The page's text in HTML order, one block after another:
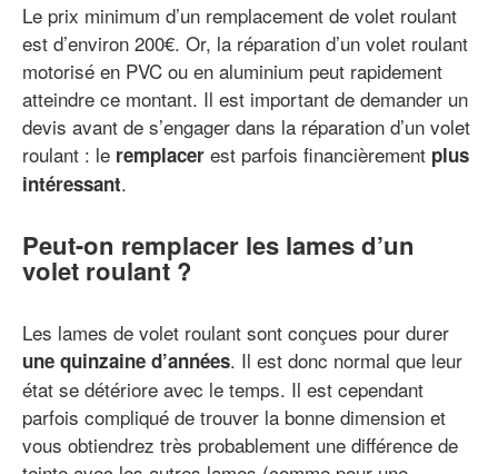
Le prix minimum d’un remplacement de volet roulant
est d’environ 200€. Or, la réparation d’un volet roulant
motorisé en PVC ou en aluminium peut rapidement
atteindre ce montant. Il est important de demander un
devis avant de s’engager dans la réparation d’un volet
roulant : le remplacer est parfois financièrement plus
intéressant.
Peut-on remplacer les lames d’un
volet roulant ?
Les lames de volet roulant sont conçues pour durer
une quinzaine d’années. Il est donc normal que leur
état se détériore avec le temps. Il est cependant
parfois compliqué de trouver la bonne dimension et
vous obtiendrez très probablement une différence de